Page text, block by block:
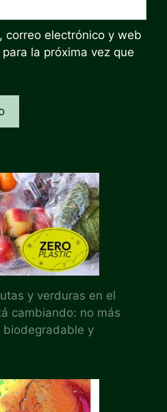
correo electrónico y web
la próxima vez que
y verduras en el
cambiando: no más
y